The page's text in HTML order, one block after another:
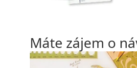
Máte zájem o